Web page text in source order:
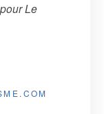
pourLe